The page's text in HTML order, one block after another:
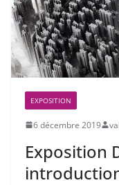
EXPOSITION
6 décembre 2019
Exposition